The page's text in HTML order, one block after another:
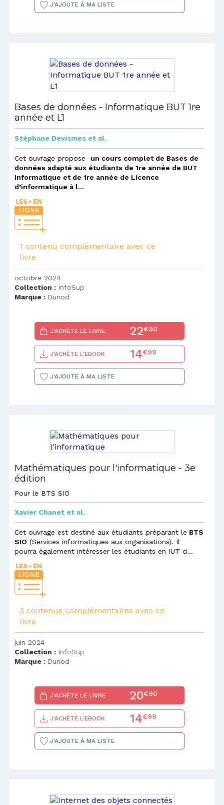
J'AJOUTE À MA LISTE
Bases de données - Informatique BUT 1re
année et L1
Stéphane Devismes et al.
Cet ouvrage propose un cours complet de Bases de
données adapté aux étudiants de 1re année de BUT
Informatique et de 1re année de Licence
d’informatique à l...
1 contenu complémentaire avec ce
livre
octobre 2024
Collection : InfoSup
Marque : Dunod
J'ACHÈTE LE LIVRE 22€90
J'ACHÈTE L'EBOOK 14€99
J'AJOUTE À MA LISTE
Mathématiques pour l'informatique - 3e
édition
Pour le BTS SIO
Xavier Chanet et al.
Cet ouvrage est destiné aux étudiants préparant le BTS
SIO (Services informatiques aux organisations). Il
pourra également intéresser les étudiants en IUT d...
3 contenus complémentaires avec ce
livre
juin 2024
Collection : InfoSup
Marque : Dunod
J'ACHÈTE LE LIVRE 20€90
J'ACHÈTE L'EBOOK 14€99
J'AJOUTE À MA LISTE